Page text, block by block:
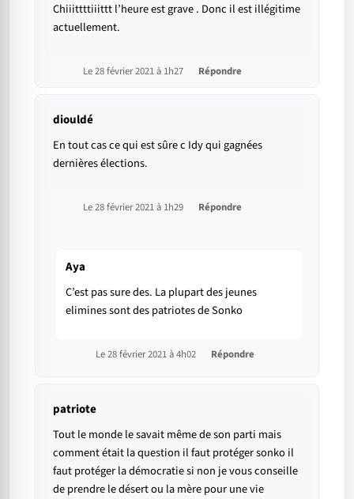
Chiiittttiiittt l’heure est grave . Donc il est illégitime
actuellement.
Le 28 février 2021 à 1h27 Répondre
diouldé
En tout cas ce qui est sûre c Idy qui gagnées
dernières élections.
Le 28 février 2021 à 1h29 Répondre
Aya
C’est pas sure des. La plupart des jeunes
elimines sont des patriotes de Sonko
Le 28 février 2021 à 4h02 Répondre
patriote
Tout le monde le savait même de son parti mais
comment était la question il faut protéger sonko il
faut protéger la démocratie si non je vous conseille
de prendre le désert ou la mère pour une vie